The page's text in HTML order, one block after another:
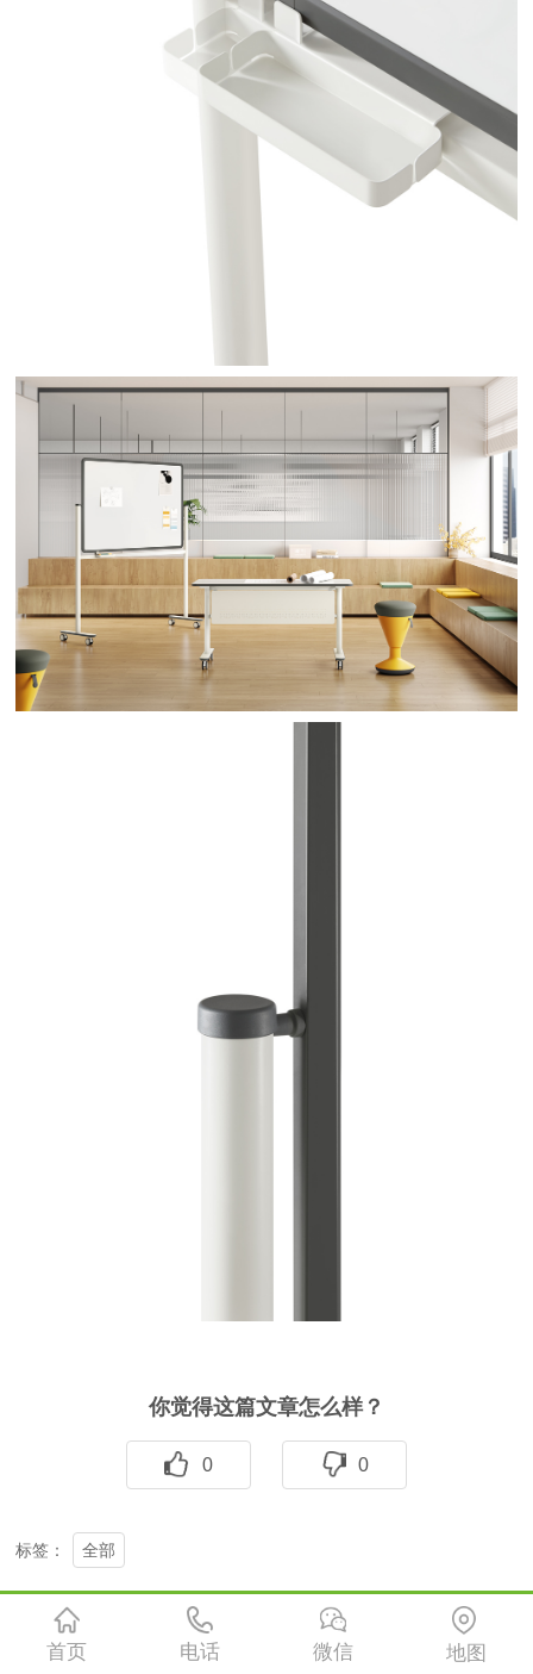
你觉得这篇文章怎么样？
0 0
标签： 全部
上一篇：培训系列-曼迪斯
下一篇：暂无数据
首页 电话 微信 地图